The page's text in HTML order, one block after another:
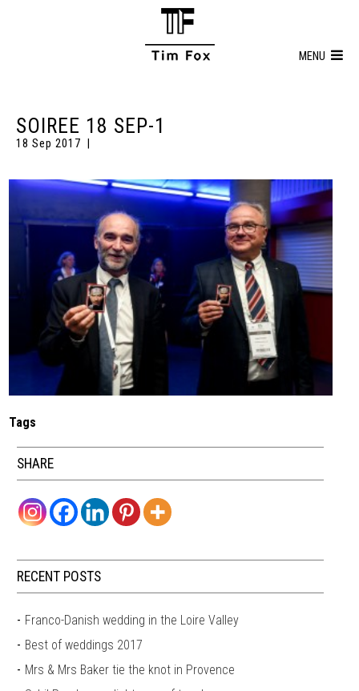
MENU
SOIREE 18 SEP-1
18 Sep 2017
Tags
SHARE
RECENT POSTS
Franco-Danish wedding in the Loire Valley
Best of weddings 2017
Mrs & Mrs Baker tie the knot in Provence